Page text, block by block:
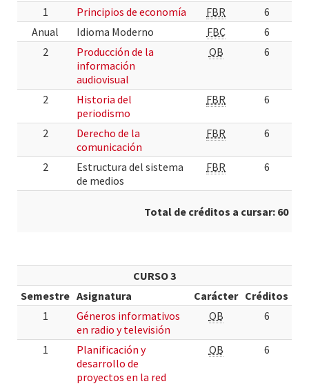
1 Principios de economía FBR
6
Anual
Idioma Moderno FBC
6
2
Producción de la
información
audiovisual
OB 6
2
Historia del
periodismo
FBR 6
2
Derecho de la
comunicación
FBR 6
2
Estructura del sistema
de medios
FBR 6
Total de créditos a cursar: 60
CURSO 3
Semestre Asignatura Carácter Créditos
1
Géneros informativos
en radio y televisión
OB 6
1
Planificación y
desarrollo de
proyectos en la red
OB 6